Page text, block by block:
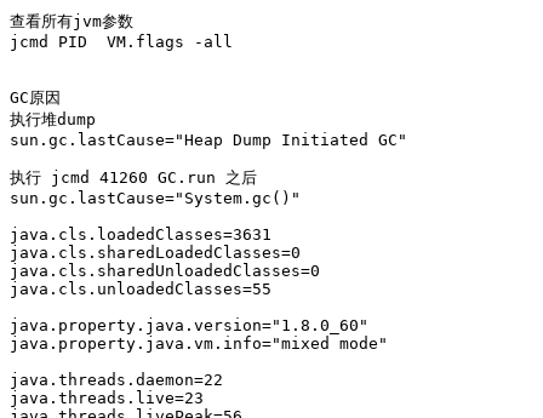
查看所有jvm参数
jcmd PID  VM.flags -all
GC原因
执行堆dump
sun.gc.lastCause="Heap Dump Initiated GC"
执行 jcmd 41260 GC.run 之后
sun.gc.lastCause="System.gc()"
java.cls.loadedClasses=3631
java.cls.sharedLoadedClasses=0
java.cls.sharedUnloadedClasses=0
java.cls.unloadedClasses=55
java.property.java.version="1.8.0_60"
java.property.java.vm.info="mixed mode"
java.threads.daemon=22
java.threads.live=23